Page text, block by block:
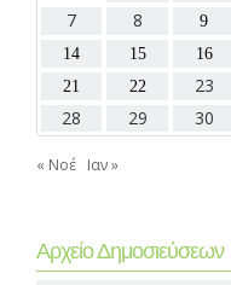
7
8 9
14 15 16
21 22 23
28
29 30
« Νοέ Ιαν »
Αρχείο Δημοσιεύσεων